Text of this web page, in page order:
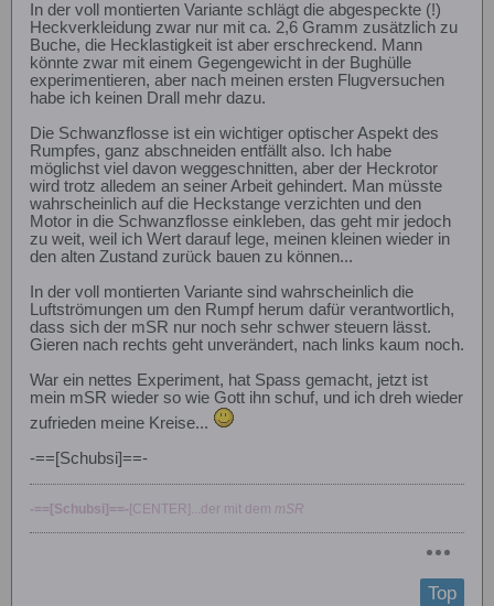
In der voll montierten Variante schlägt die abgespeckte (!)
Heckverkleidung zwar nur mit ca. 2,6 Gramm zusätzlich zu
Buche, die Hecklastigkeit ist aber erschreckend. Mann
könnte zwar mit einem Gegengewicht in der Bughülle
experimentieren, aber nach meinen ersten Flugversuchen
habe ich keinen Drall mehr dazu.
Die Schwanzflosse ist ein wichtiger optischer Aspekt des
Rumpfes, ganz abschneiden entfällt also. Ich habe
möglichst viel davon weggeschnitten, aber der Heckrotor
wird trotz alledem an seiner Arbeit gehindert. Man müsste
wahrscheinlich auf die Heckstange verzichten und den
Motor in die Schwanzflosse einkleben, das geht mir jedoch
zu weit, weil ich Wert darauf lege, meinen kleinen wieder in
den alten Zustand zurück bauen zu können...
In der voll montierten Variante sind wahrscheinlich die
Luftströmungen um den Rumpf herum dafür verantwortlich,
dass sich der mSR nur noch sehr schwer steuern lässt.
Gieren nach rechts geht unverändert, nach links kaum noch.
War ein nettes Experiment, hat Spass gemacht, jetzt ist
mein mSR wieder so wie Gott ihn schuf, und ich dreh wieder
zufrieden meine Kreise...
-==[Schubsi]==-
-==[Schubsi]==- [CENTER]...der mit dem mSR
Top